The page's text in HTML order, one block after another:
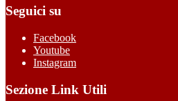
Seguici su
Facebook
Youtube
Instagram
Sezione Link Utili